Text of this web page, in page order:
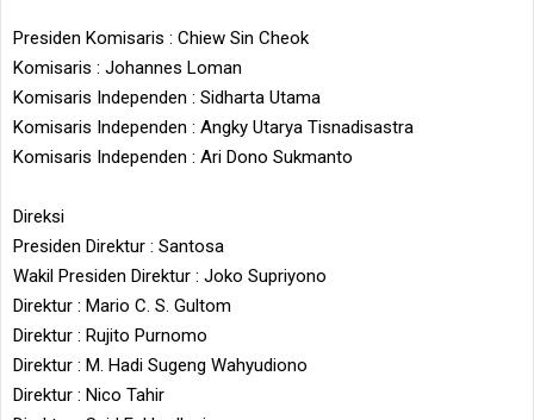
Presiden Komisaris : Chiew Sin Cheok
Komisaris : Johannes Loman
Komisaris Independen : Sidharta Utama
Komisaris Independen : Angky Utarya Tisnadisastra
Komisaris Independen : Ari Dono Sukmanto
Direksi
Presiden Direktur : Santosa
Wakil Presiden Direktur : Joko Supriyono
Direktur : Mario C. S. Gultom
Direktur : Rujito Purnomo
Direktur : M. Hadi Sugeng Wahyudiono
Direktur : Nico Tahir